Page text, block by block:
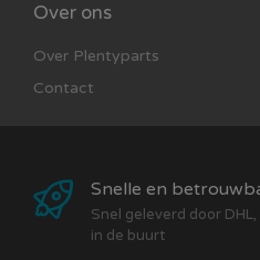
Over ons
Over Plentyparts
Contact
Snelle en
Snel geleverd door
in de buurt